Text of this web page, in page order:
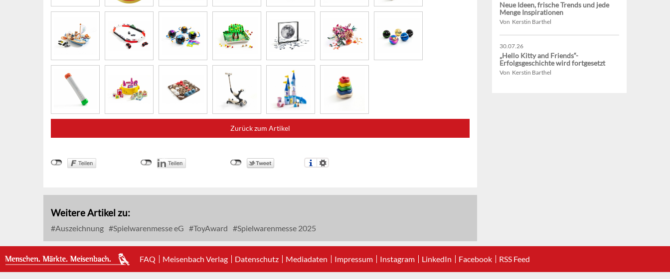
Zurück zum Artikel
Weitere Artikel zu:
Auszeichnung Spielwarenmesse eG ToyAward Spielwarenmesse 2025
Neue Ideen, frische Trends und jede
Menge Inspirationen
Von Kerstin Barthel
30.07.26
„Hello Kitty and Friends“-
Erfolgsgeschichte wird fortgesetzt
Von Kerstin Barthel
FAQ Meisenbach Verlag Datenschutz Mediadaten Impressum Instagram LinkedIn Facebook RSS Feed